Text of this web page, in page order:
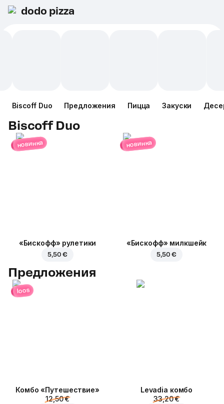
dodo pizza
Biscoff Duo Предложения Пицца Закуски
Biscoff Duo
новинка
«Бискофф» рулетики
5,50 €
новинка
«Бискофф» милкшейк
5,50 €
Предложения
loos
Комбо «Путешествие»
12,50 €
Levadia комбо
33,20 €